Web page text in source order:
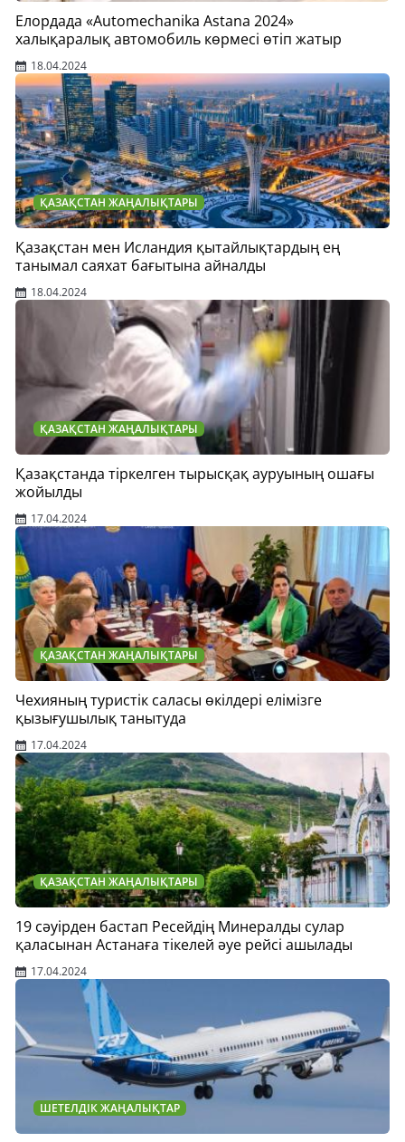
Елордада «Automechanika Astana 2024»
халықаралық автомобиль көрмесі өтіп жатыр
18.04.2024
ҚАЗАҚСТАН ЖАҢАЛЫҚТАРЫ
Қазақстан мен Исландия қытайлықтардың ең
танымал саяхат бағытына айналды
18.04.2024
ҚАЗАҚСТАН ЖАҢАЛЫҚТАРЫ
Қазақстанда тіркелген тырысқақ ауруының ошағы
жойылды
17.04.2024
ҚАЗАҚСТАН ЖАҢАЛЫҚТАРЫ
Чехияның туристік саласы өкілдері елімізге
қызығушылық танытуда
17.04.2024
ҚАЗАҚСТАН ЖАҢАЛЫҚТАРЫ
19 сәуірден бастап Ресейдің Минералды сулар
қаласынан Астанаға тікелей әуе рейсі ашылады
17.04.2024
ШЕТЕЛДІК ЖАҢАЛЫҚТАР